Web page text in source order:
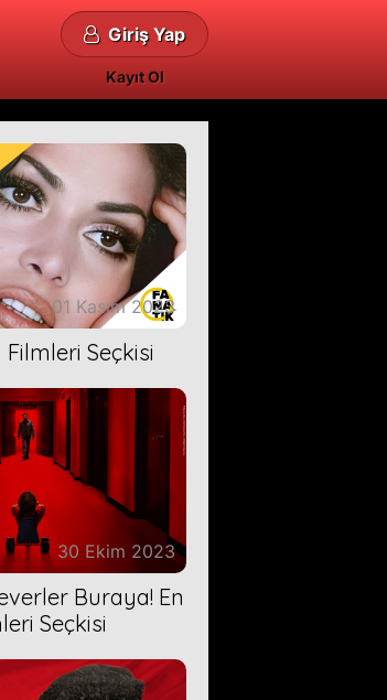
Giriş Yap
Kayıt Ol
01 Kasım 2023
Seçkisi
30 Ekim 2023
Buraya! En
Seçkisi